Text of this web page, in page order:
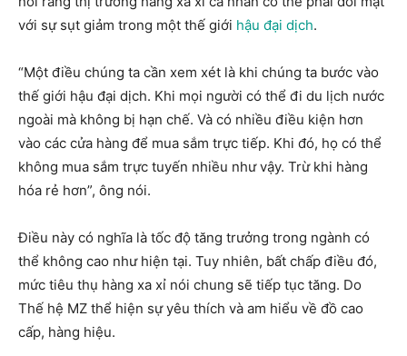
với sự sụt giảm trong một thế giới hậu đại dịch.
“Một điều chúng ta cần xem xét là khi chúng ta bước vào
thế giới hậu đại dịch. Khi mọi người có thể đi du lịch nước
ngoài mà không bị hạn chế. Và có nhiều điều kiện hơn
vào các cửa hàng để mua sắm trực tiếp. Khi đó, họ có thể
không mua sắm trực tuyến nhiều như vậy. Trừ khi hàng
hóa rẻ hơn”, ông nói.
Điều này có nghĩa là tốc độ tăng trưởng trong ngành có
thể không cao như hiện tại. Tuy nhiên, bất chấp điều đó,
mức tiêu thụ hàng xa xỉ nói chung sẽ tiếp tục tăng. Do
Thế hệ MZ thể hiện sự yêu thích và am hiểu về đồ cao
cấp, hàng hiệu.